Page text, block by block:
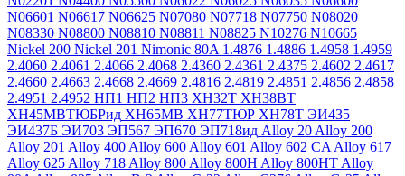
N06601 N06617 N06625 N07080 N07718 N07750 N08020
N08330 N08800 N08810 N08811 N08825 N10276 N10665
Nickel 200 Nickel 201 Nimonic 80A 1.4876 1.4886 1.4958 1.4959
2.4060 2.4061 2.4066 2.4068 2.4360 2.4361 2.4375 2.4602 2.4617
2.4660 2.4663 2.4668 2.4669 2.4816 2.4819 2.4851 2.4856 2.4858
2.4951 2.4952 НП1 НП2 НП3 ХН32Т ХН38ВТ
ХН45МВТЮБРид ХН65МВ ХН77ТЮР ХН78Т ЭИ435
ЭИ437Б ЭИ703 ЭП567 ЭП670 ЭП718ид Alloy 20 Alloy 200
Alloy 201 Alloy 400 Alloy 600 Alloy 601 Alloy 602 CA Alloy 617
Alloy 625 Alloy 718 Alloy 800 Alloy 800H Alloy 800HT Alloy